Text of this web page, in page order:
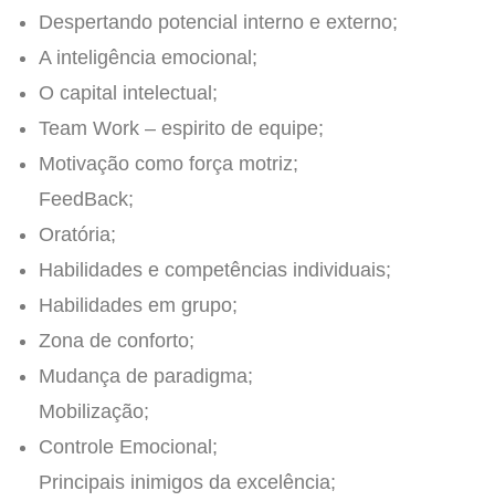
Despertando potencial interno e externo;
A inteligência emocional;
O capital intelectual;
Team Work – espirito de equipe;
Motivação como força motriz;
FeedBack;
Oratória;
Habilidades e competências individuais;
Habilidades em grupo;
Zona de conforto;
Mudança de paradigma;
Mobilização;
Controle Emocional;
Principais inimigos da excelência;